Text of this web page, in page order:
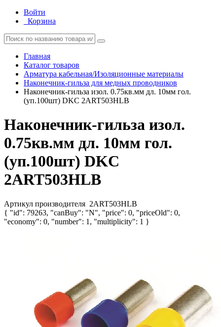
Войти
Корзина
Главная
Каталог товаров
Арматура кабельная/Изоляционные материалы
Наконечник-гильза для медных проводников
Наконечник-гильза изол. 0.75кв.мм дл. 10мм гол.
(уп.100шт) DKC 2ART503HLB
Наконечник-гильза изол.
0.75кв.мм дл. 10мм гол.
(уп.100шт) DKC
2ART503HLB
Артикул производителя 2ART503HLB
{ "id": 79263, "canBuy": "N", "price": 0, "priceOld": 0,
"economy": 0, "number": 1, "multiplicity": 1 }